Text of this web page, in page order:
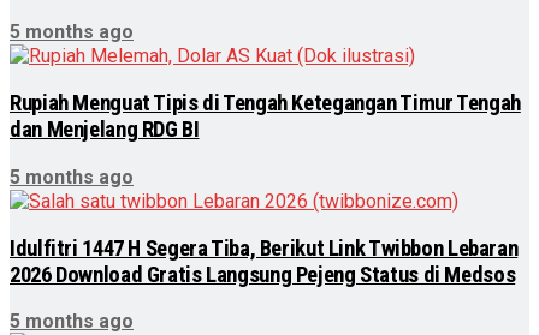
5 months ago
Rupiah Menguat Tipis di Tengah Ketegangan Timur Tengah
dan Menjelang RDG BI
5 months ago
Idulfitri 1447 H Segera Tiba, Berikut Link Twibbon Lebaran
2026 Download Gratis Langsung Pejeng Status di Medsos
5 months ago